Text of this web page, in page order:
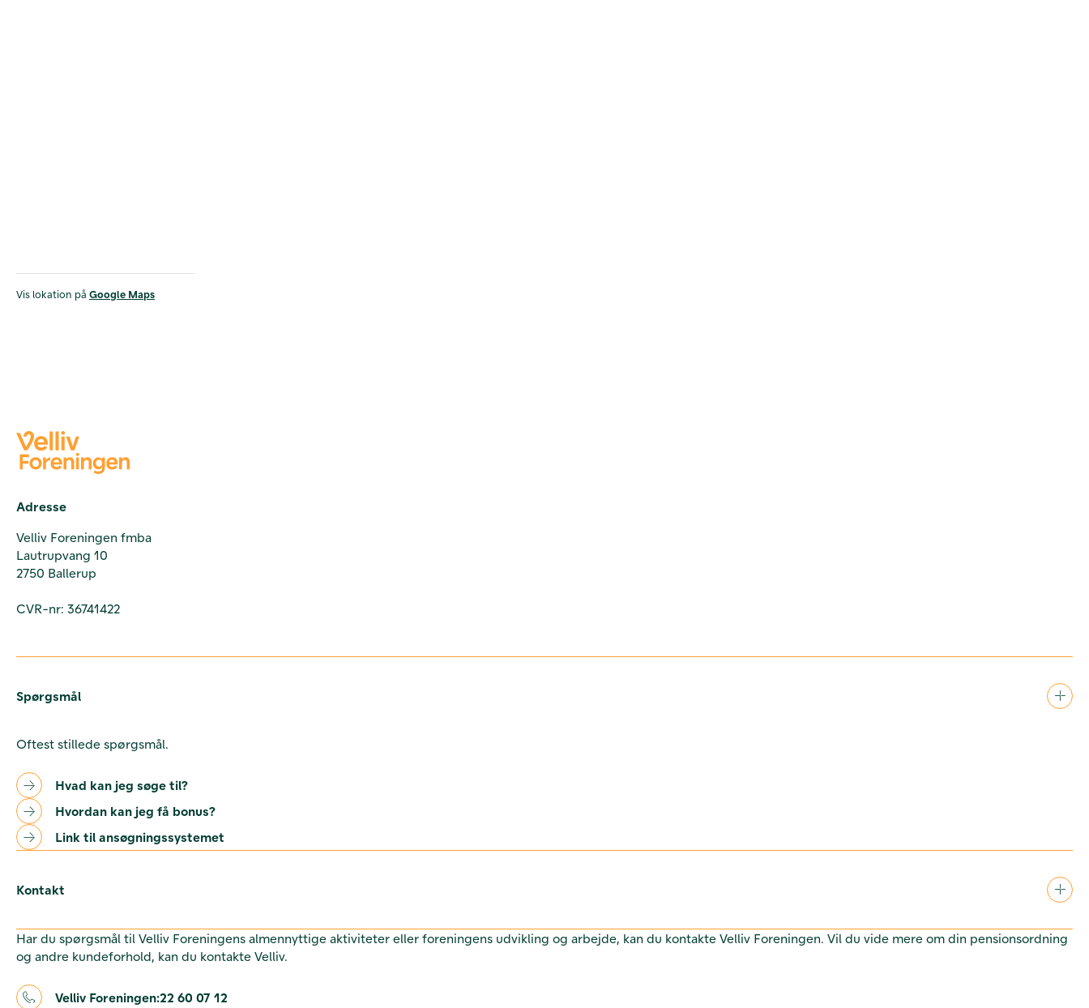
Vis lokation på Google Maps
Adresse
Velliv Foreningen fmba
Lautrupvang 10
2750 Ballerup
CVR-nr: 36741422
Spørgsmål
Oftest stillede spørgsmål.
Hvad kan jeg søge til?
Hvordan kan jeg få bonus?
Link til ansøgningssystemet
Kontakt
Har du spørgsmål til Velliv Foreningens almennyttige aktiviteter eller foreningens udvikling og arbejde, kan du kontakte Velliv Foreningen. Vil du vide mere om din pensionsordning
og andre kundeforhold, kan du kontakte Velliv.
Velliv Foreningen:22 60 07 12